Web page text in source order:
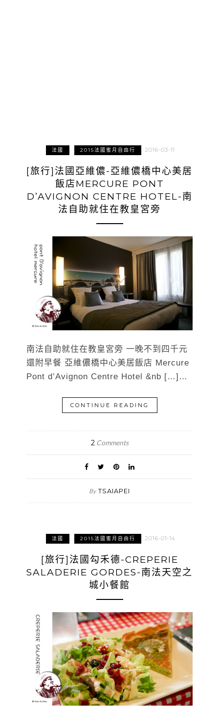
法國 2015法國蜜月自由行 2016-03-11
[旅行]法國亞維儂-亞維儂橋中心美居
飯店MERCURE PONT
D’AVIGNON CENTRE HOTEL-南
法自助就住在教皇宮旁
南法自助就住在教皇宮旁 一晚不到四千元
還附早餐 亞維儂橋中心美居飯店 Mercure
Pont d’Avignon Centre Hotel &nb […]…
CONTINUE READING
2 Comments
By TSAIAPEI
法國 2015法國蜜月自由行 2016-01-14
[旅行]法國勾禾德-CREPERIE
SALADERIE GORDES-南法天空之
城小餐館